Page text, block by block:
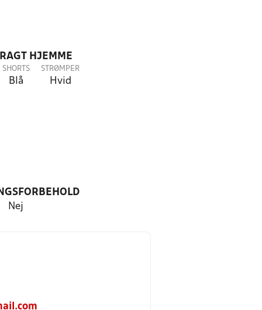
HJEMME
SHORTS
Blå
STRØMPER
Hvid
Nej